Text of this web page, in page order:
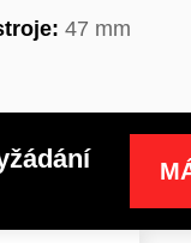
47 mm